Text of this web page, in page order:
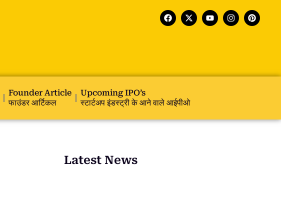
Founder Article
फाउंडर आर्टिकल
Upcoming IPO’s
स्टार्टअप इंडस्ट्री के आने वाले आईपीओ
Latest News